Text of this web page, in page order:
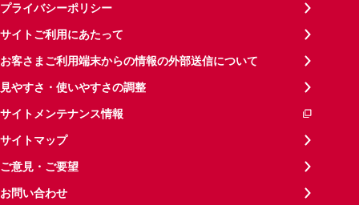
プライバシーポリシー
サイトご利用にあたって
お客さまご利用端末からの情報の外部送信について
見やすさ・使いやすさの調整
サイトメンテナンス情報
サイトマップ
ご意見・ご要望
お問い合わせ